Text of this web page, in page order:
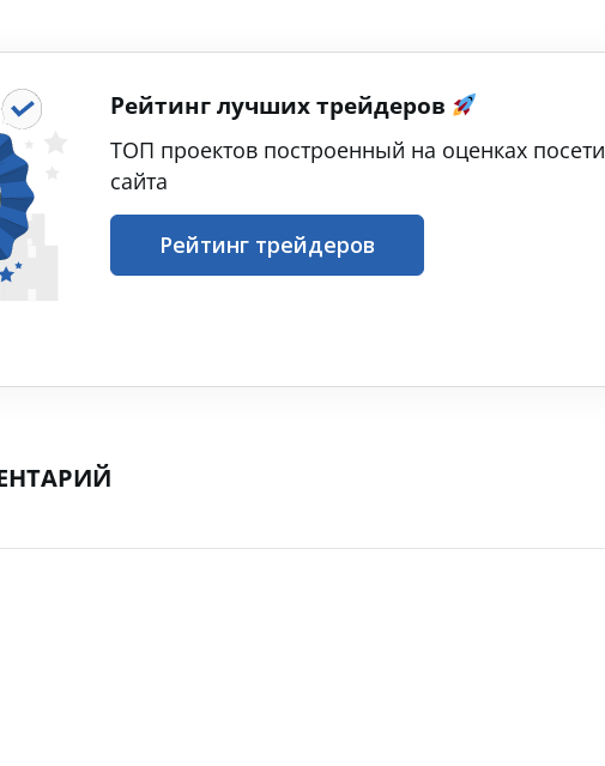
Рейтинг лучших трейдеров
ТОП проектов построенный на оценках
сайта
Рейтинг трейдеров